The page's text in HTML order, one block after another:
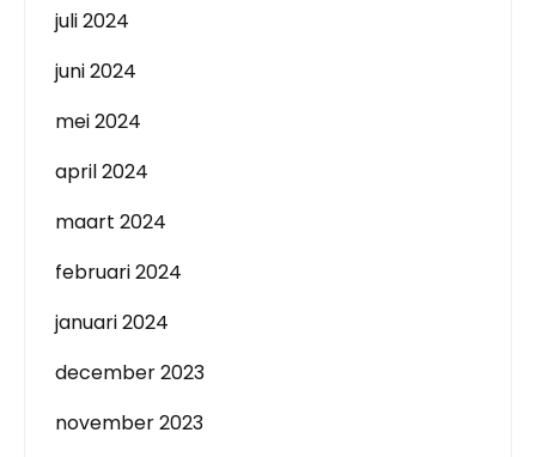
juli 2024
juni 2024
mei 2024
april 2024
maart 2024
februari 2024
januari 2024
december 2023
november 2023